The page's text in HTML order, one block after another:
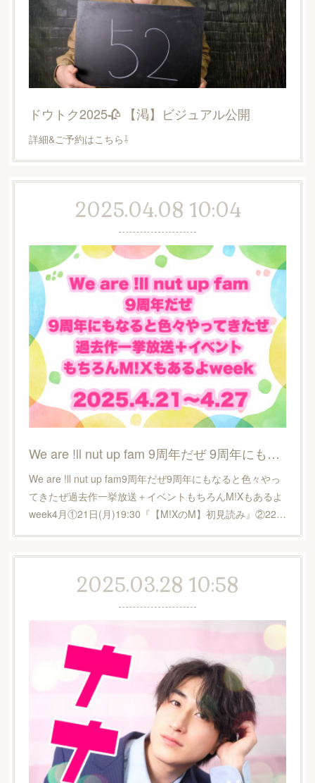
ドウトク2025🥀 【渇】ビジュアル公開
詳細&ご予約はこちら⇩
2025.04.08 10:04
We are !ll nut up fam 9周年だぜ 9周年にもなると色々やってきたぜ 過去作一挙放送 ＋イベント もちろんM!Xもあるよweekご予約フォーム
We are !ll nut up fam9周年だぜ9周年にもなると色々やっ
てきたぜ過去作一挙放送＋イベントもちろんM!Xもあるよ
week4月①21日(月)19:30『【M!XのM】初見読み』②22…
2025.03.28 10:58